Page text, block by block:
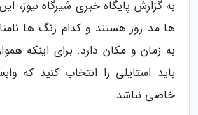
به گزارش پایگاه خبری شیرگاه نیوز،
ها مد روز هستند و کدام رنگ ها
به زمان و مکان دارد. برای اینکه
باید استایلی را انتخاب کنید که
خاصی نباشد.